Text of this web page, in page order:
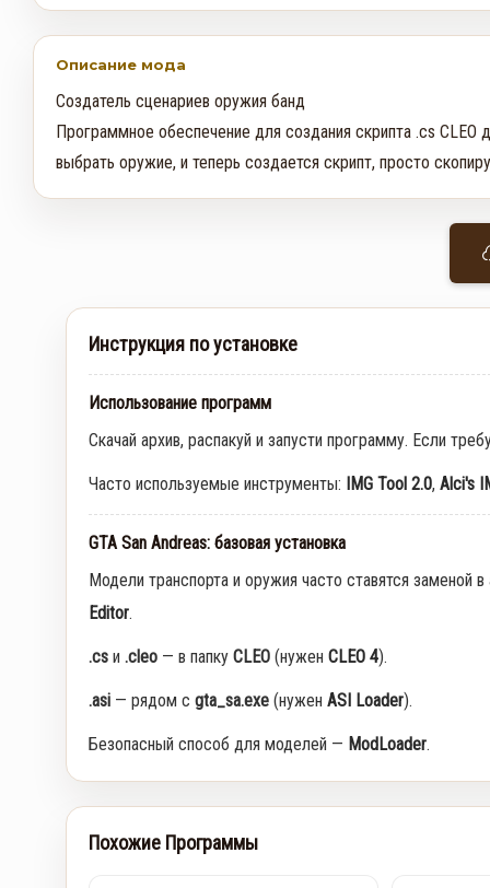
Описание мода
Создатель сценариев оружия банд
Программное обеспечение для создания скрипта .cs
выбрать оружие, и теперь создается скрипт, просто
Инструкция по установке
Использование программ
Скачай архив, распакуй и запусти программу. Если
Часто используемые инструменты: IMG Tool 2.0, Alci's
GTA San Andreas: базовая установка
Модели транспорта и оружия часто ставятся заменой
Editor.
.cs и .cleo — в папку CLEO (нужен CLEO 4).
.asi — рядом с gta_sa.exe (нужен ASI Loader).
Безопасный способ для моделей — ModLoader.
Похожие Программы